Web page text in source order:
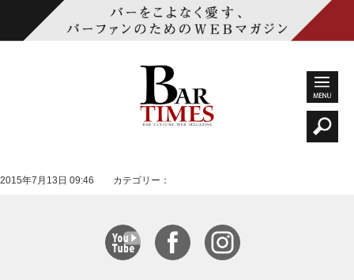
2015年7月13日 09:46 カテゴリー：